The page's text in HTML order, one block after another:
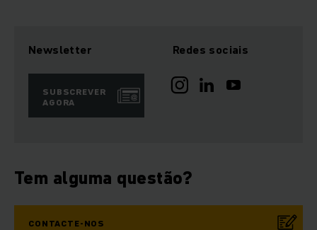
Newsletter
SUBSCREVER
AGORA
Redes sociais
Tem alguma questão?
CONTACTE-NOS